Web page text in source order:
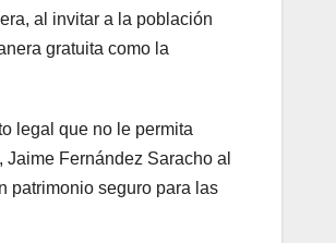
al invitar a la población
gratuita como la
legal que no le permita
Fernández Saracho al
patrimonio seguro para las